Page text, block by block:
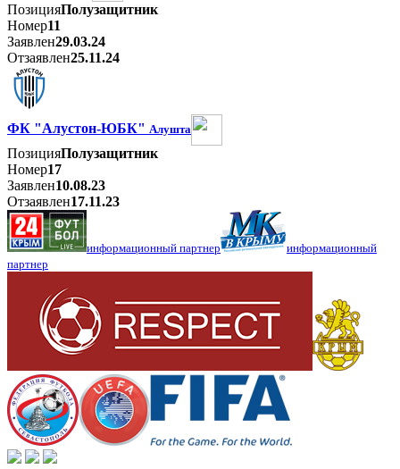
ПозицияПолузащитник
Номер11
Заявлен29.03.24
Отзаявлен25.11.24
ФК "Алустон-ЮБК" Алушта
ПозицияПолузащитник
Номер17
Заявлен10.08.23
Отзаявлен17.11.23
информационный партнер
информационный
партнер